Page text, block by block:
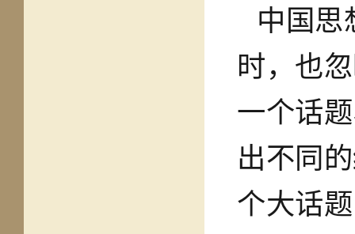
中国思
时，也
一个话
出不同
个大话